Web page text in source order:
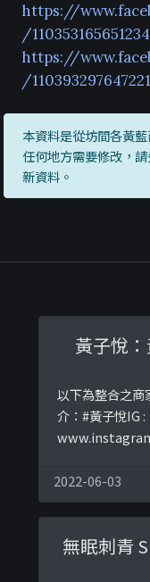
https://
/
https://
/
本資料是從坊間各黃
任何地方需要修改，
新資料。
黃子悅：
以下為整合之商
介：#黃子悅IG :
t.me/
twitter.com/
https://
2022-06-03
無眠刺青